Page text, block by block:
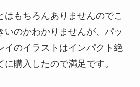
はもちろんありませんのでこ
いのかわかりませんが、パッ
イのイラストはインパクト絶
購入したので満足です。